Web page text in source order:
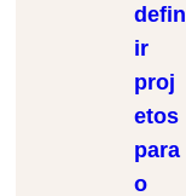
defin
ir
proj
etos
para
o